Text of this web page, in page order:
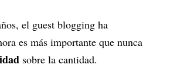
el guest blogging ha
es más importante que nunca
sobre la cantidad.